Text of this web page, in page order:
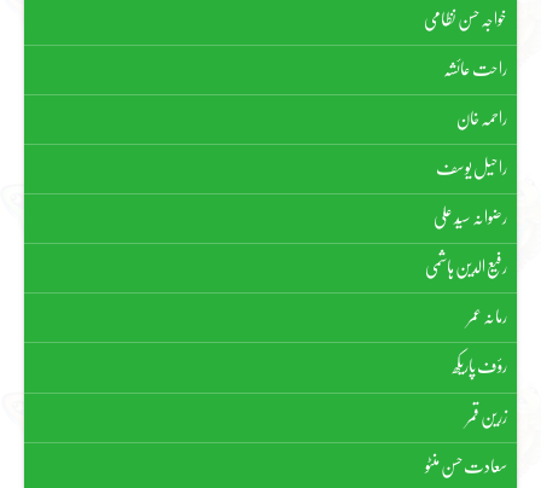
خواجہ حسن نظامی
راحت عائشہ
راحمہ خان
راحیل یوسف
رضوانہ سیّد علی
رفیع الدین ہاشمی
رمانہ عمر
رؤف پاریکھ
زرین قمر
سعادت حسن منٹو